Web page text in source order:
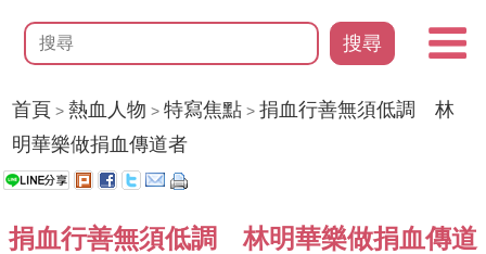
搜尋
首頁 >熱血人物 >特寫焦點 >捐血行善無須低調 林
明華樂做捐血傳道者
捐血行善無須低調 林明華樂做捐血傳道